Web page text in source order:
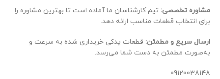
مشاوره تخصصی: تیم کارشناسان ما آماده است تا بهترین مشاوره را
برای انتخاب قطعات مناسب ارائه دهد.
ارسال سریع و مطمئن: قطعات یدکی خریداری شده به سرعت و
به‌صورت مطمئن به دست شما می‌رسد.
09120038148